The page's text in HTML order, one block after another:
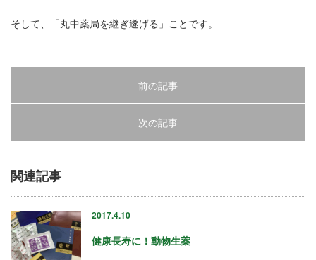
そして、「丸中薬局を継ぎ遂げる」ことです。
前の記事
次の記事
関連記事
2017.4.10
健康長寿に！動物生薬
アーカイブ
2026年6月
2025年12月
2025年10月
2025年8月